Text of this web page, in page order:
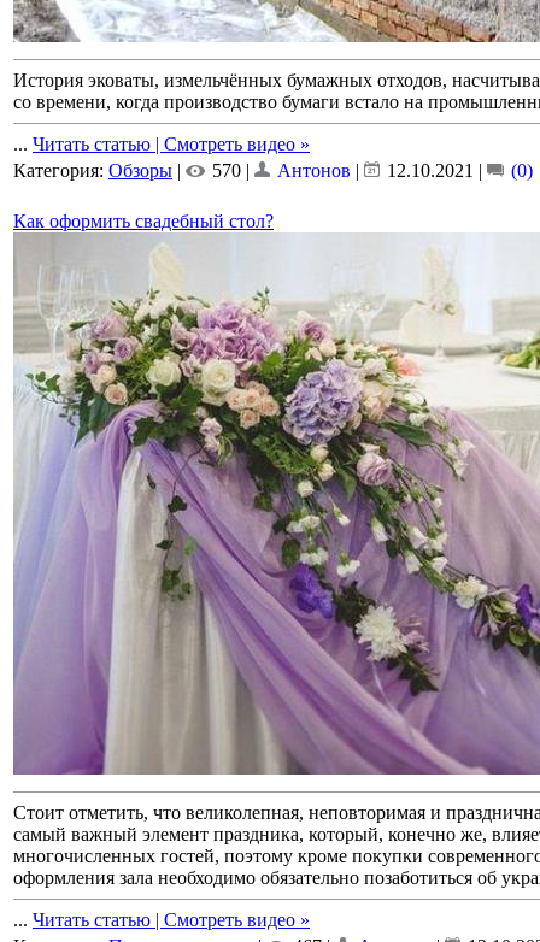
История эковаты, измельчённых бумажных отходов,
со времени, когда производство бумаги встало на
... Читать статью | Смотреть видео »
Категория: Обзоры | 570 | Антонов | 12.10.2021 | (0)
Как оформить свадебный стол?
Стоит отметить, что великолепная, неповторимая и
самый важный элемент праздника, который, конечно же,
многочисленных гостей, поэтому кроме покупки
оформления зала необходимо обязательно позаботиться об
... Читать статью | Смотреть видео »